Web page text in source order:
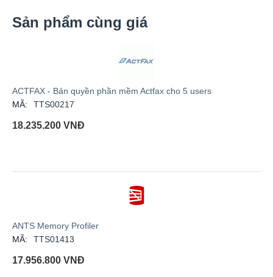
Sản phẩm cùng giá
ACTFAX - Bản quyền phần mềm Actfax cho 5 users
MÃ:
TTS00217
18.235.200 VNĐ
ANTS Memory Profiler
MÃ:
TTS01413
17.956.800 VNĐ